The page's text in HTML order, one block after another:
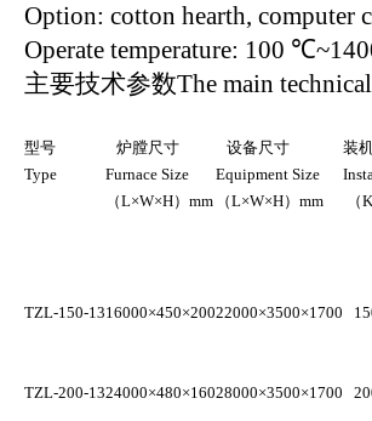
Option: cotton hearth, computer
Operate temperature: 100
主要技术参数The main technical
型号
Type
炉膛尺寸
Furnace Size
（L×W×H）mm
设备尺寸
Equipment Size
（L×W×H）mm
装
（
TZL-150-1316000×450×20022000×3500×1700
TZL-200-1324000×480×16028000×3500×1700